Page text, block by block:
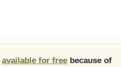
available for freebecause of